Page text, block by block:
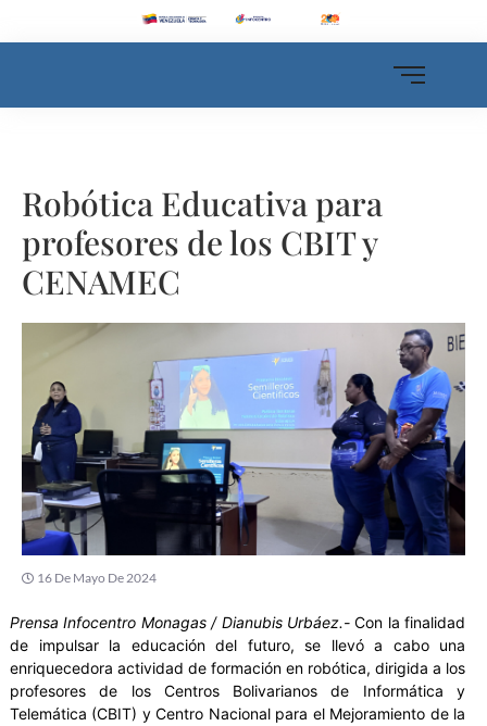
Robótica Educativa para
profesores de los CBIT y
CENAMEC
16 De Mayo De 2024
Prensa Infocentro Monagas / Dianubis Urbáez.-Con la finalidad
de impulsar la educación del futuro, se llevó a cabo una
enriquecedora actividad de formación en robótica, dirigida a los
profesores de los Centros Bolivarianos de Informática y
Telemática (CBIT) y Centro Nacional para el Mejoramiento de la